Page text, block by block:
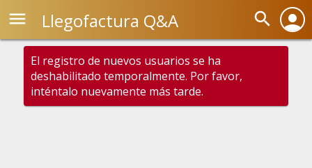
Llegofactura Q&A
menu search person
El registro de nuevos usuarios se ha
deshabilitado temporalmente. Por favor,
inténtalo nuevamente más tarde.